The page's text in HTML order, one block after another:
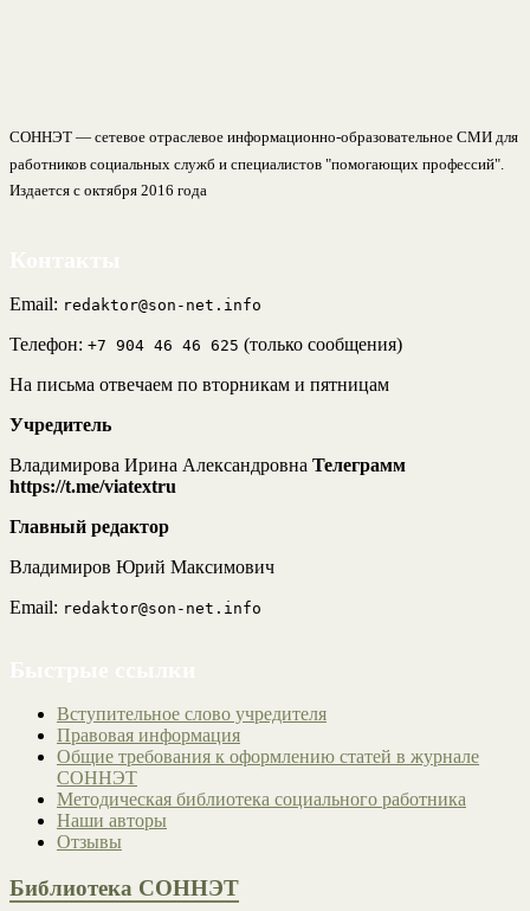
СОННЭТ — сетевое отраслевое информационно-образовательное СМИ для
работников социальных служб и специалистов "помогающих профессий".
Издается с октября 2016 года
Email: redaktor@son-net.info
Телефон: +7 904 46 46 625 (только сообщения)
На письма отвечаем по вторникам и пятницам
Учредитель
Владимирова Ирина Александровна Телеграмм
https://t.me/viatextru
Главный редактор
Владимиров Юрий Максимович
Email: redaktor@son-net.info
Вступительное слово учредителя
Правовая информация
Общие требования к оформлению статей в журнале
СОННЭТ
Методическая библиотека социального работника
Наши авторы
Отзывы
Библиотека СОННЭТ